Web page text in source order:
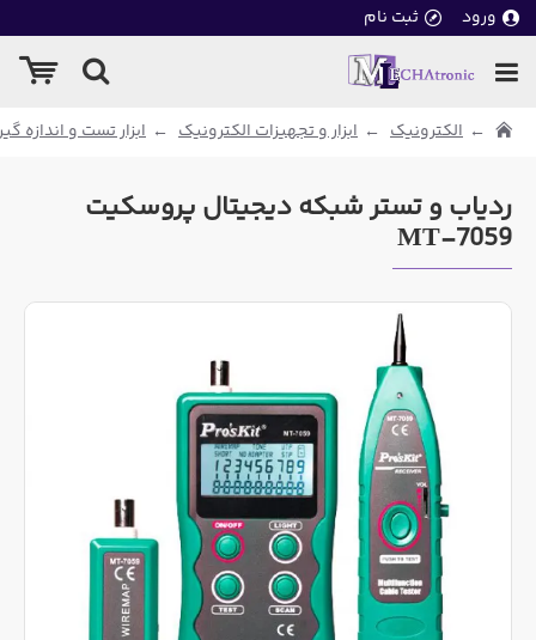
ورود ثبت نام
الکترونیک ابزار و تجهیزات الکترونیک ابزار تست و اندازه
ردیاب و تستر شبکه دیجیتال پروسکیت
MT-7059